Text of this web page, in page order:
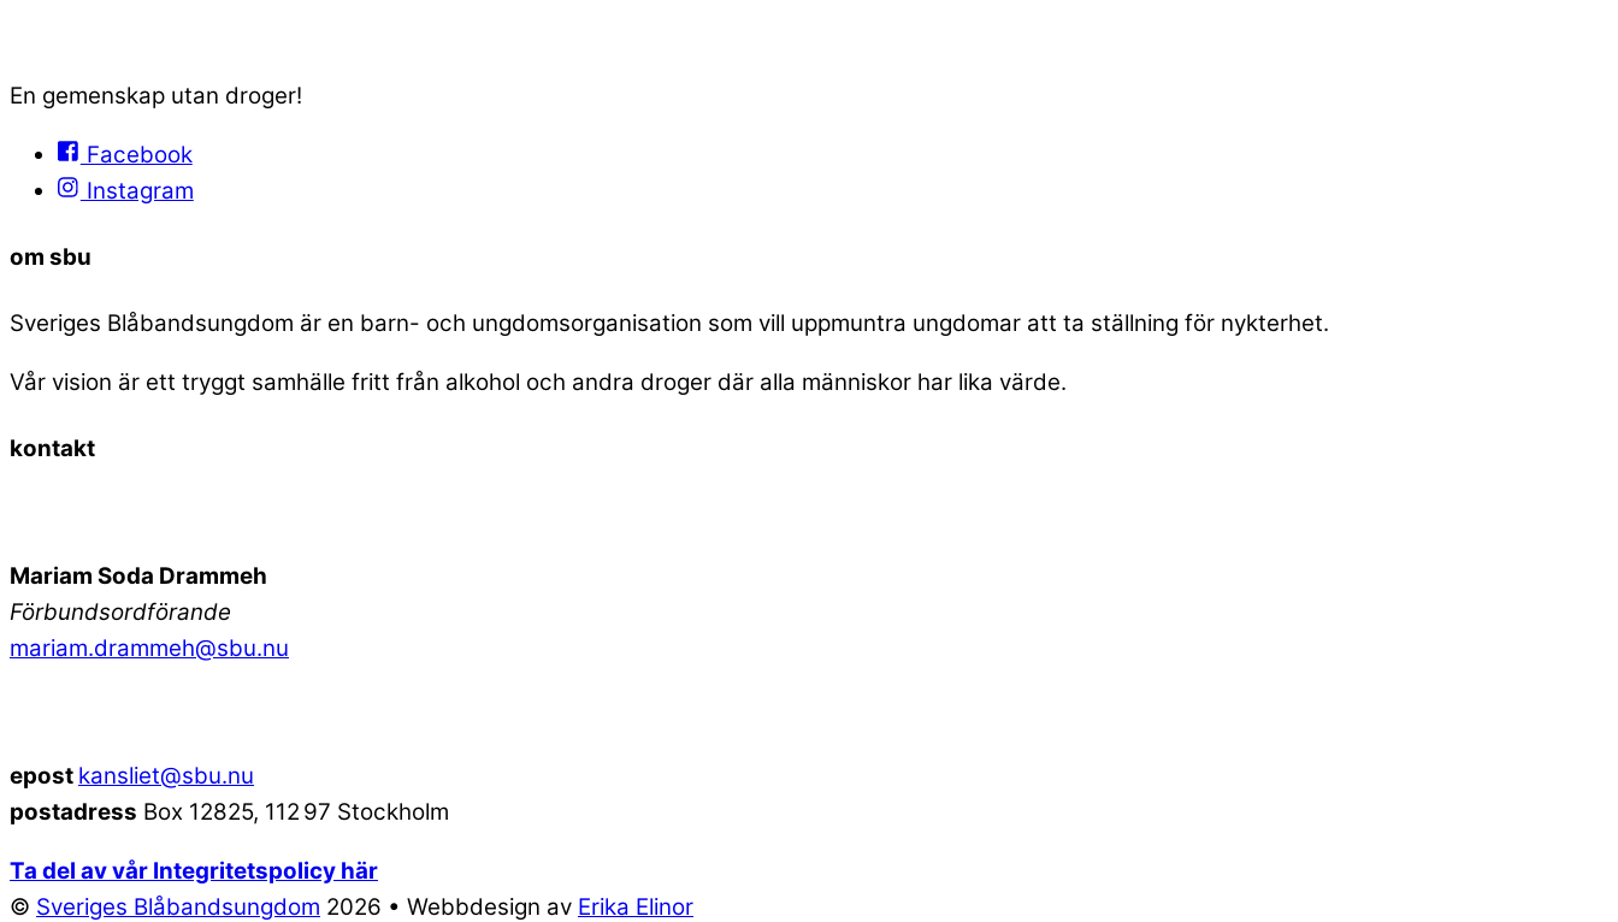
En gemenskap utan droger!
Facebook
Instagram
om sbu
Sveriges Blåbandsungdom är en barn- och ungdomsorganisation som vill uppmuntra ungdomar att ta ställning för nykterhet.
Vår vision är ett tryggt samhälle fritt från alkohol och andra droger där alla människor har lika värde.
kontakt
Mariam Soda Drammeh
Förbundsordförande
mariam.drammeh@sbu.nu
epost kansliet@sbu.nu
postadress Box 12825, 112 97 Stockholm
Ta del av vår Integritetspolicy här
© Sveriges Blåbandsungdom 2026 • Webbdesign av Erika Elinor